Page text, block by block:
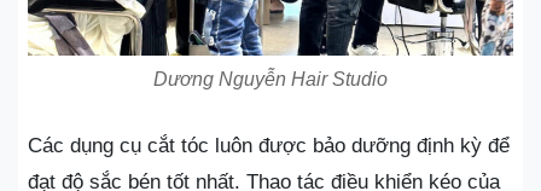
Dương Nguyễn Hair Studio
Các dụng cụ cắt tóc luôn được bảo dưỡng định kỳ để
đạt độ sắc bén tốt nhất. Thao tác điều khiển kéo của